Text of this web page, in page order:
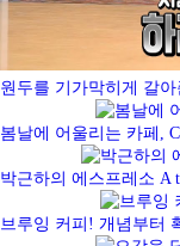
원두를 기가막히게 갈
봄날에 어울리는 카페,
박근하의 에스프레소 A
브루잉 커피! 개념부터